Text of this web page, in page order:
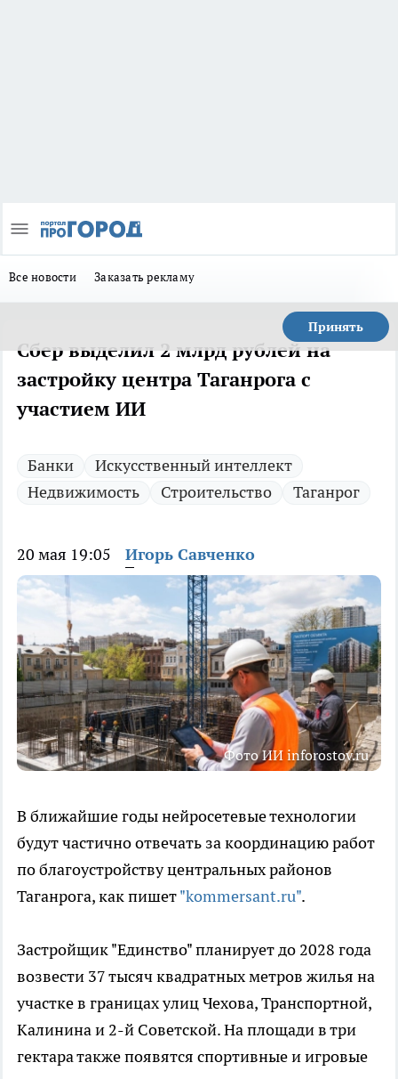
Все новости Заказать рекламу
Принять
Сбер выделил 2 млрд рублей на
застройку центра Таганрога с
участием ИИ
Банки
Искусственный интеллект
Недвижимость
Строительство Таганрог
20 мая 19:05 Игорь Савченко
Фото ИИ inforostov.ru
В ближайшие годы нейросетевые технологии
будут частично отвечать за координацию работ
по благоустройству центральных районов
Таганрога, как пишет"kommersant.ru".
Застройщик "Единство" планирует до 2028 года
возвести 37 тысяч квадратных метров жилья на
участке в границах улиц Чехова, Транспортной,
Калинина и 2-й Советской. На площади в три
гектара также появятся спортивные и игровые